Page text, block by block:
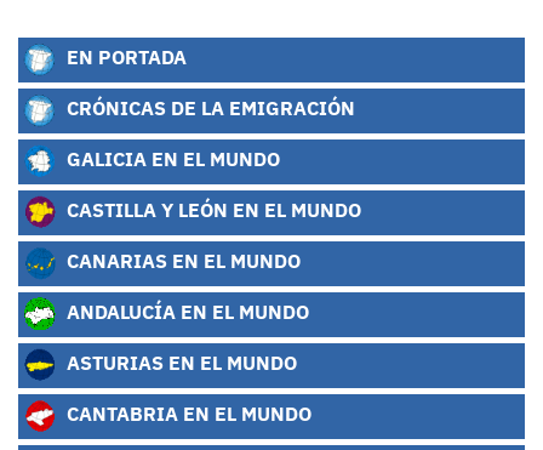
EN PORTADA
CRÓNICAS DE LA EMIGRACIÓN
GALICIA EN EL MUNDO
CASTILLA Y LEÓN EN EL MUNDO
CANARIAS EN EL MUNDO
ANDALUCÍA EN EL MUNDO
ASTURIAS EN EL MUNDO
CANTABRIA EN EL MUNDO